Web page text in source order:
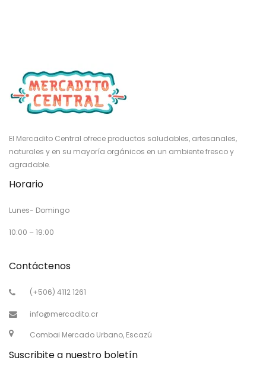
El Mercadito Central ofrece productos saludables, artesanales,
naturales y en su mayoría orgánicos en un ambiente fresco y
agradable.
Horario
Lunes- Domingo
10:00 – 19:00
Contáctenos
(+506) 4112 1261
info@mercadito.cr
Combai Mercado Urbano, Escazú
Suscribite a nuestro boletín